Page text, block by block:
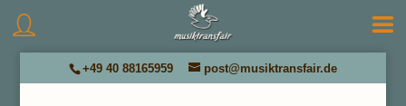
+49 40 88165959 post@musiktransfair.de